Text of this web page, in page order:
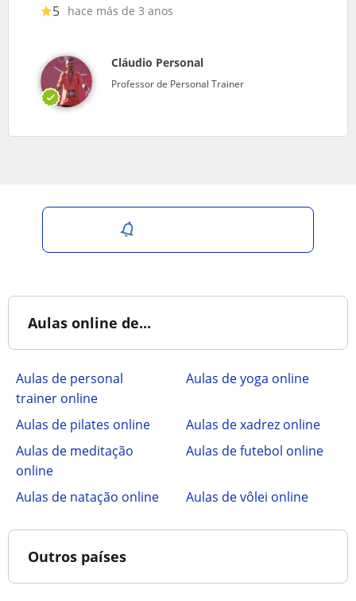
5 hace más de 3 anos
Cláudio Personal
Professor de Personal Trainer
Aulas online de...
Aulas de personal
trainer online
Aulas de yoga online
Aulas de pilates online
Aulas de xadrez online
Aulas de meditação
online
Aulas de futebol online
Aulas de natação online Aulas de vôlei online
Outros países